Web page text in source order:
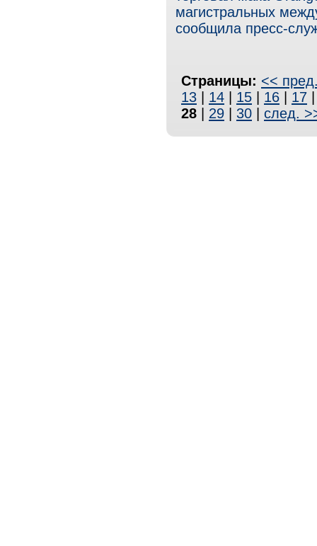
магистральных
сообщила пресс-
Страницы: <<
13
14 15 16 17
28
29 30 след.